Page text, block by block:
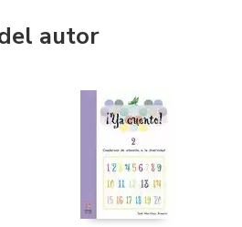
autor